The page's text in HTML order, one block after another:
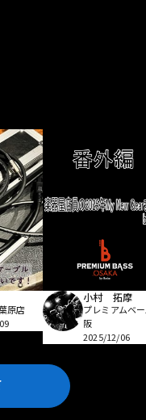
原店
小村 拓摩
プレミアムベ
阪
2025/12/06